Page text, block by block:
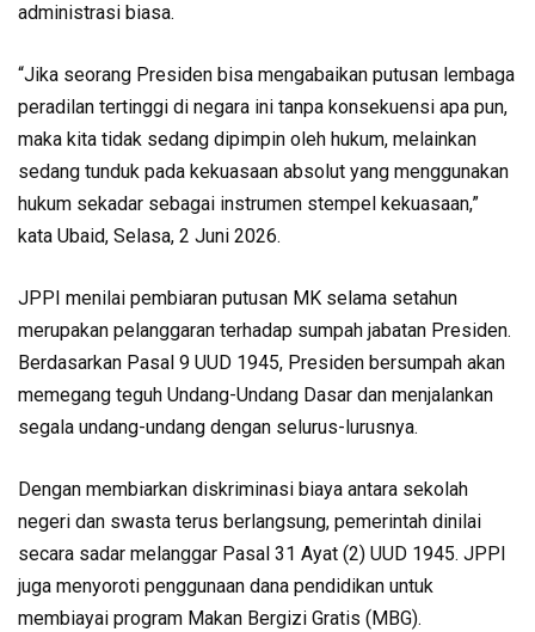
administrasi biasa.
“Jika seorang Presiden bisa mengabaikan putusan lembaga
peradilan tertinggi di negara ini tanpa konsekuensi apa pun,
maka kita tidak sedang dipimpin oleh hukum, melainkan
sedang tunduk pada kekuasaan absolut yang menggunakan
hukum sekadar sebagai instrumen stempel kekuasaan,”
kata Ubaid, Selasa, 2 Juni 2026.
JPPI menilai pembiaran putusan MK selama setahun
merupakan pelanggaran terhadap sumpah jabatan Presiden.
Berdasarkan Pasal 9 UUD 1945, Presiden bersumpah akan
memegang teguh Undang-Undang Dasar dan menjalankan
segala undang-undang dengan selurus-lurusnya.
Dengan membiarkan diskriminasi biaya antara sekolah
negeri dan swasta terus berlangsung, pemerintah dinilai
secara sadar melanggar Pasal 31 Ayat (2) UUD 1945. JPPI
juga menyoroti penggunaan dana pendidikan untuk
membiayai program Makan Bergizi Gratis (MBG).